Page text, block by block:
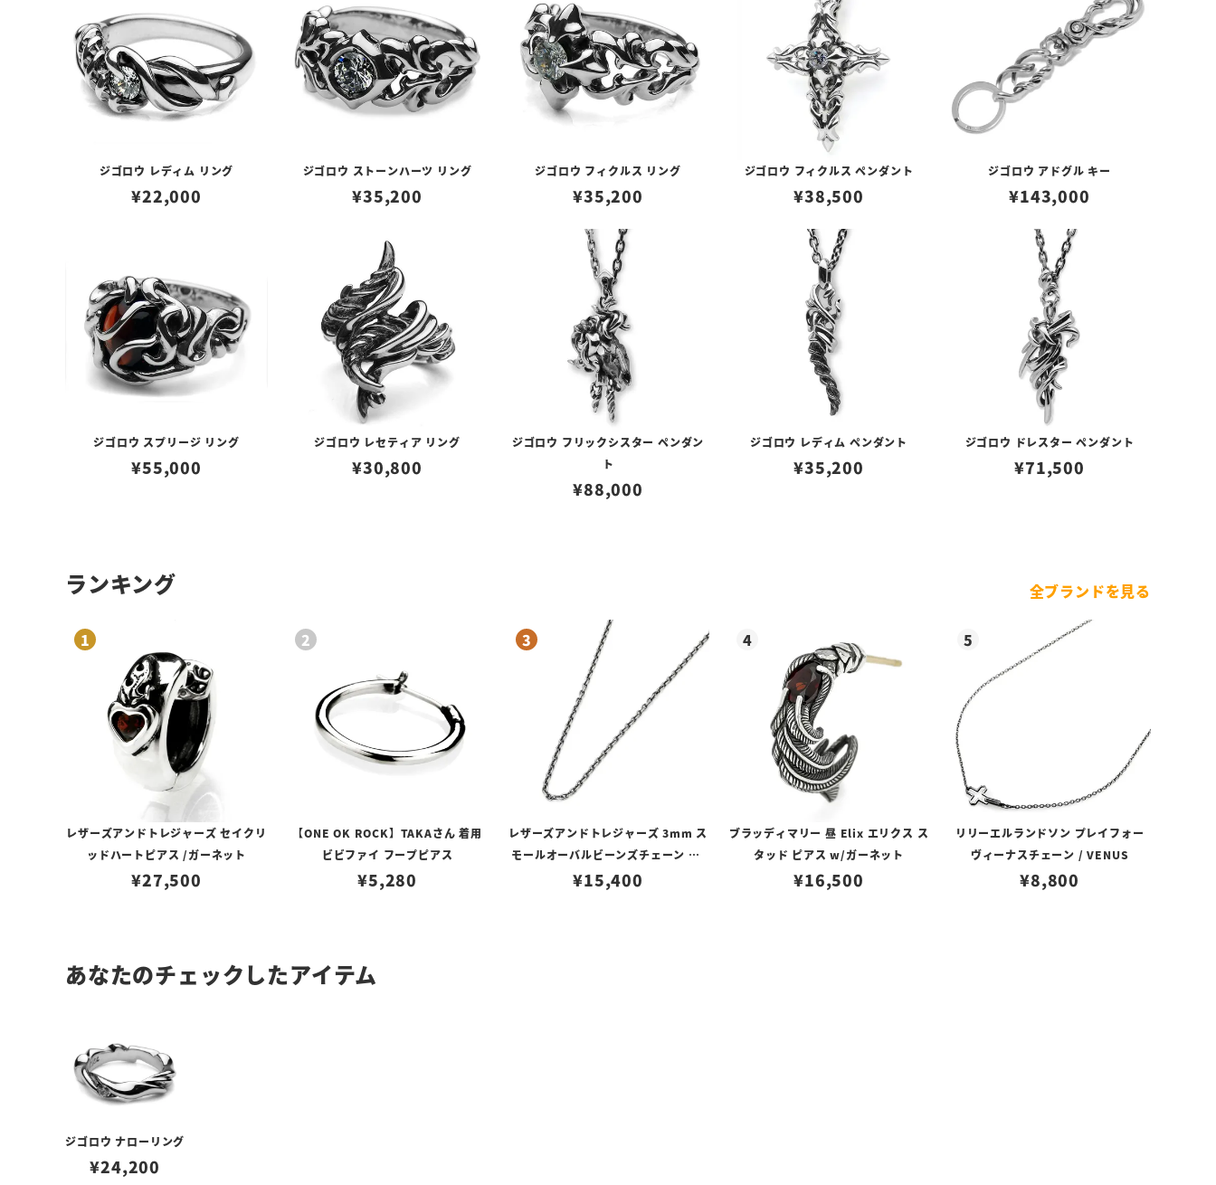
ジゴロウ レディム リング
¥22,000
ジゴロウ ストーンハーツ リング
¥35,200
ジゴロウ フィクルス リング
¥35,200
ジゴロウ フィクルス ペンダント
¥38,500
ジゴロウ アドグル キー
¥143,000
ジゴロウ スプリージ リング
¥55,000
ジゴロウ レセティア リング
¥30,800
ジゴロウ フリックシスター ペンダン
ト
¥88,000
ジゴロウ レディム ペンダント
¥35,200
ジゴロウ ドレスター ペンダント
¥71,500
ランキング 全ブランドを見る
レザーズアンドトレジャーズ セイクリ
ッドハートピアス /ガーネット
¥27,500
【ONE OK ROCK】TAKAさん 着用
ビビファイ フープピアス
¥5,280
レザーズアンドトレジャーズ 3mm ス
モールオーバルビーンズチェーン w/
ロブスタークラスプ＆LTロゴプレート
¥15,400
ブラッディマリー 昼 Elix エリクス ス
タッド ピアス w/ガーネット
¥16,500
リリーエルランドソン プレイフォー
ヴィーナスチェーン / VENUS
¥8,800
あなたのチェックしたアイテム
ジゴロウ ナローリング
¥24,200